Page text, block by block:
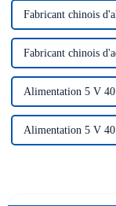
Fabricant chinois
Fabricant chinois
Alimentation 5 V 40
Alimentation 5 V 40